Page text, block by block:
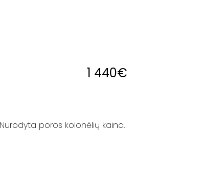
1 440€
Nurodyta poros kolonėlių kaina.